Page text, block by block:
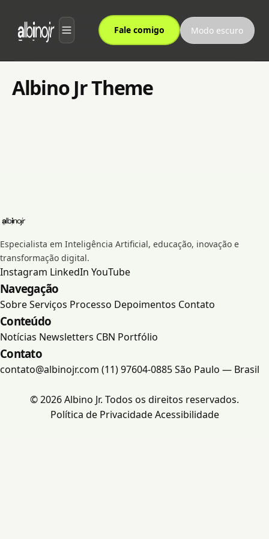
Fale comigo Modo escuro
CBN
Portfólio
Contato
Albino Jr Theme
Especialista em Inteligência Artificial, educação, inovação e
transformação digital.
Instagram LinkedIn YouTube
Navegação
SobreServiços Processo Depoimentos Contato
Conteúdo
Notícias Newsletters CBN Portfólio
Contato
contato@albinojr.com (11) 97604-0885São Paulo — Brasil
© 2026 Albino Jr. Todos os direitos reservados.
Política de Privacidade Acessibilidade